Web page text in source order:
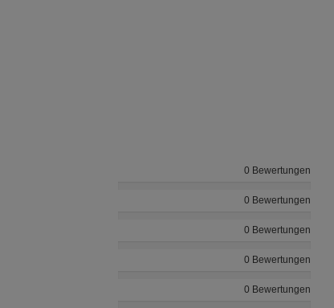
0 Bewertungen
0 Bewertungen
0 Bewertungen
0 Bewertungen
0 Bewertungen